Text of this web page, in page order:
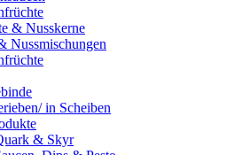
& Nusskerne
Nussmischungen
in Scheiben
& Skyr